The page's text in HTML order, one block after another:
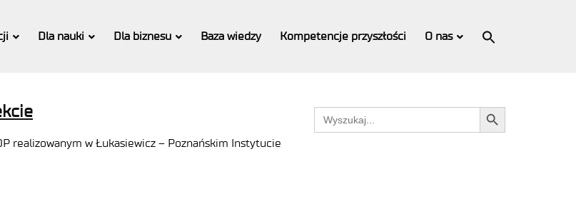
Dla nauki Dla biznesu Baza wiedzy Kompetencje przyszłości O nas
realizowanym w Łukasiewicz – Poznańskim Instytucie
Search
for:
Search Button